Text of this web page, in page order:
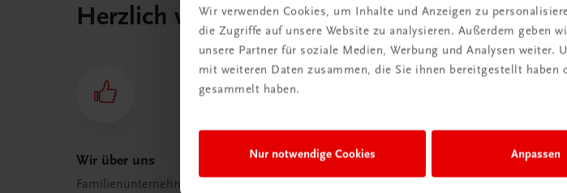
Wir verwenden Cookies, um Inhalte und Anzeigen zu
die Zugriffe auf unsere Website zu analysieren. Außerdem geben
unsere Partner für soziale Medien, Werbung und Analysen
mit weiteren Daten zusammen, die Sie ihnen bereitgestellt
gesammelt haben.
Nur notwendige Cookies Anpassen
Herzlich willkommen bei TRAUNER!
Wir über uns
Familienunternehmen mit 80
Wir sind gerne für Sie